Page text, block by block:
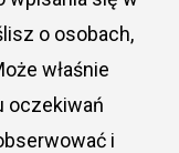
o osobach,
właśnie
oczekiwań
i